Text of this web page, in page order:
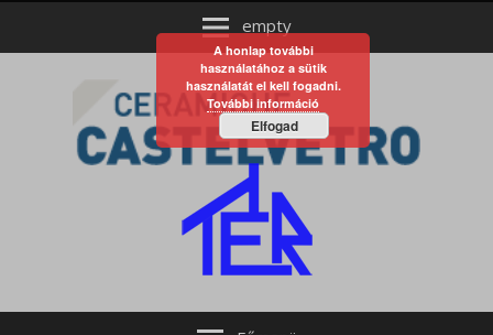
empty
A honlap további
használatához a sütik
használatát el kell fogadni.
További információ
Elfogad